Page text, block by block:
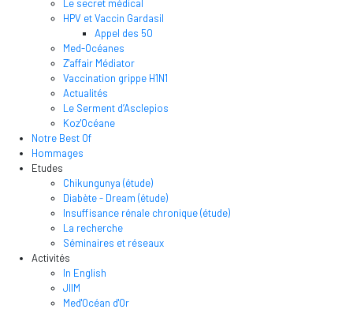
Le secret médical
HPV et Vaccin Gardasil
Appel des 50
Med-Océanes
Z'affair Médiator
Vaccination grippe H1N1
Actualités
Le Serment d’Asclepios
Koz'Océane
Notre Best Of
Hommages
Etudes
Chikungunya (étude)
Diabète - Dream (étude)
Insuffisance rénale chronique (étude)
La recherche
Séminaires et réseaux
Activités
In English
JIIM
Med'Océan d'Or